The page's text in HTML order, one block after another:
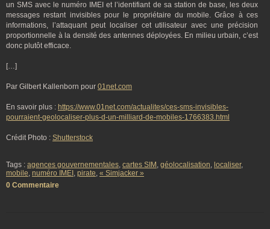
un SMS avec le numéro IMEI et l’identifiant de sa station de base, les deux
messages restant invisibles pour le propriétaire du mobile. Grâce à ces
informations, l’attaquant peut localiser cet utilisateur avec une précision
proportionnelle à la densité des antennes déployées. En milieu urbain, c’est
donc plutôt efficace.
[…]
Par Gilbert Kallenborn pour 01net.com
En savoir plus : https://www.01net.com/actualites/ces-sms-invisibles-
pourraient-geolocaliser-plus-d-un-milliard-de-mobiles-1766383.html
Crédit Photo : Shutterstock
Tags : agences gouvernementales, cartes SIM , géolocalisation, localiser,
mobile, numéro IMEI , pirate, « Simjacker »
0 Commentaire